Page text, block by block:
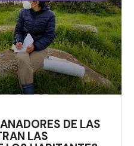
DE LAS
LAS